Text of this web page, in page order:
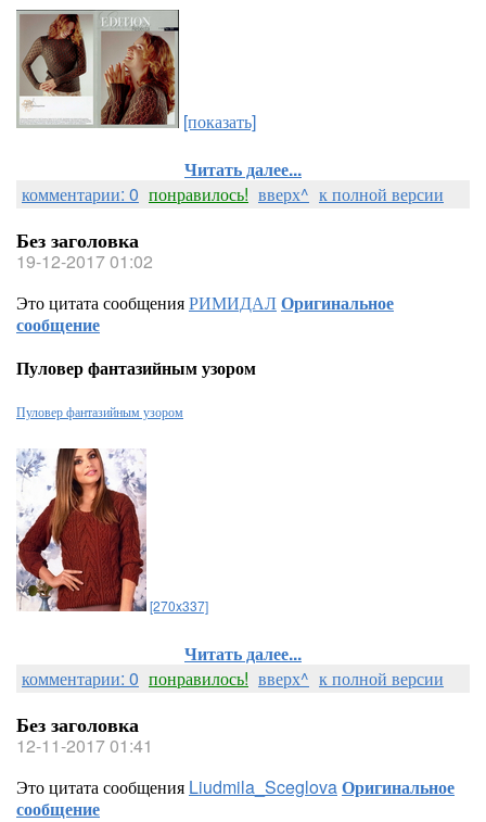
[показать]
Читать далее...
комментарии: 0 понравилось! вверх^ к полной версии
Без заголовка
19-12-2017 01:02
Это цитата сообщенияРИМИДАЛОригинальное
сообщение
Пуловер фантазийным узором
Пуловер фантазийным узором
[270x337]
Читать далее...
комментарии: 0 понравилось! вверх^ к полной версии
Без заголовка
12-11-2017 01:41
Это цитата сообщения Liudmila_SceglovaОригинальное
сообщение